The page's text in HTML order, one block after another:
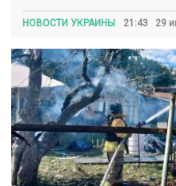
НОВОСТИ УКРАИНЫ 21:43 29